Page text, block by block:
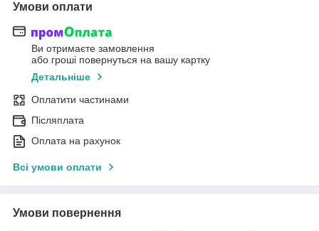
Умови оплати
Ви отримаєте замовлення
або гроші повернуться на вашу картку
Детальніше
Оплатити частинами
Післяплата
Оплата на рахунок
Всі умови оплати
Умови повернення